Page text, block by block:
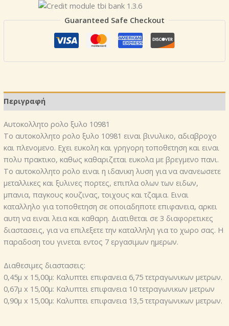
10981
Guaranteed Safe Checkout
Περιγραφή
Αυτοκoλλητο ρολo ξυλο 10981
Το αυτοκoλλητο ρολo ξυλο 10981 ειναι βινυλικο, αδιαβροχο
και πλενομενο. Εχει ευκολη και γρηγορη τοποθετηση και ειναι
πολυ πρακτικο, καθως καθαριζεται ευκολα με βρεγμενο πανι.
Το αυτοκολλητο ρολο ειναι η ιδανικη λυση για να ανανεωσετε
μεταλλικες και ξυλινες πορτες, επιπλα ολων των ειδων,
μπανια, παγκους κουζινας, τοιχους και τζαμια. Ειναι
καταλληλο για τοποθετηση σε οποιαδηποτε επιφανεια, αρκει
αυτη να ειναι λεια και καθαρη. Διατιθεται σε 3 διαφορετικες
διαστασεις, για να επιλεξετε την καταλληλη για το χωρο σας. Η
παραδοση του γινεται εντος 7 εργασιμων ημερων.
Διαθεσιμες διαστασεις:
0,45μ x 15,00μ: Καλυπτει επιφανεια 6,75 τετραγωνικων μετρων.
0,67μ x 15,00μ: Καλυπτει επιφανεια 10 τετραγωνικων μετρων
0,90μ x 15,00μ: Καλυπτει επιφανεια 13,5 τετραγωνικων μετρων.